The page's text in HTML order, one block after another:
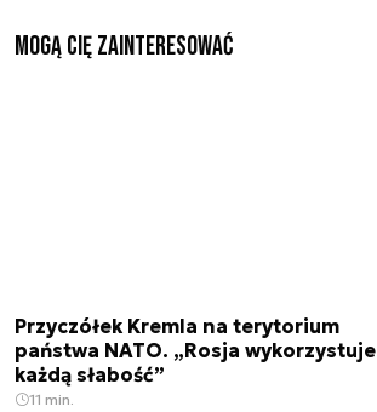
Mogą Cię zainteresować
Przyczółek Kremla na terytorium
państwa NATO. „Rosja wykorzystuje
każdą słabość”
11 min.